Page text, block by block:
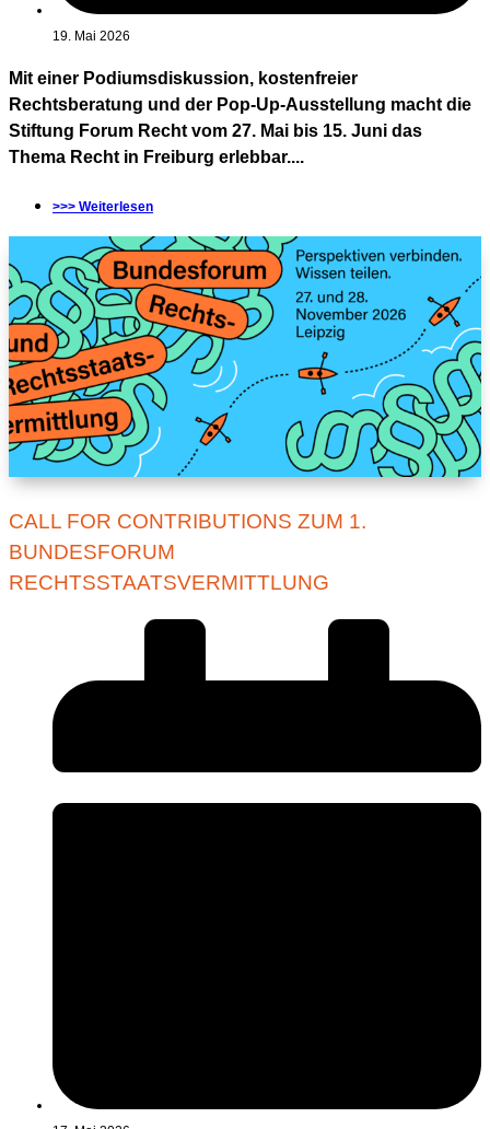
19. Mai 2026
Mit einer Podiumsdiskussion, kostenfreier
Rechtsberatung und der Pop-Up-Ausstellung macht die
Stiftung Forum Recht vom 27. Mai bis 15. Juni das
Thema Recht in Freiburg erlebbar....
>>> Weiterlesen
CALL FOR CONTRIBUTIONS ZUM 1.
BUNDESFORUM
RECHTSSTAATSVERMITTLUNG